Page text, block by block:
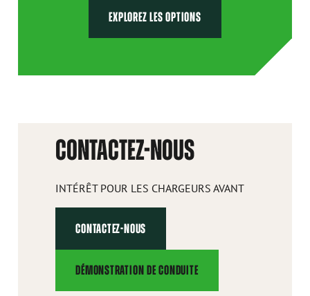
EXPLOREZ LES OPTIONS
CONTACTEZ-NOUS
INTÉRÊT POUR LES CHARGEURS AVANT
CONTACTEZ-NOUS
DÉMONSTRATION DE CONDUITE